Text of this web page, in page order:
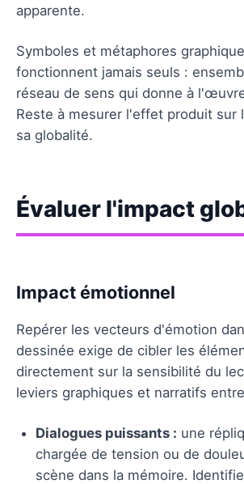
apparente.
Symboles et métaphores
fonctionnent jamais seuls :
réseau de sens qui donne à
Reste à mesurer l'effet produit sur
sa globalité.
Évaluer l'impact
Impact émotionnel
Repérer les vecteurs d'émotion
dessinée exige de cibler les
directement sur la sensibilité du
leviers graphiques et narratifs
Dialogues puissants : une
chargée de tension ou de
scène dans la mémoire.